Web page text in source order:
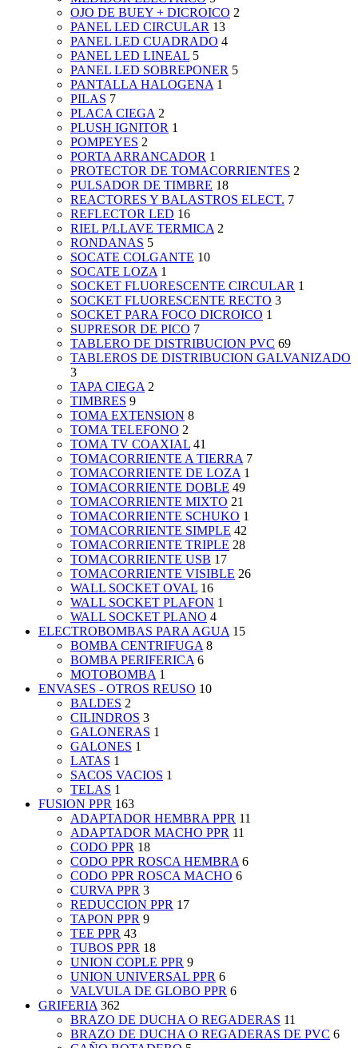
OJO DE BUEY + DICROICO 2
PANEL LED CIRCULAR 13
PANEL LED CUADRADO 4
PANEL LED LINEAL 5
PANEL LED SOBREPONER 5
PANTALLA HALOGENA 1
PILAS 7
PLACA CIEGA 2
PLUSH IGNITOR 1
POMPEYES 2
PORTA ARRANCADOR 1
PROTECTOR DE TOMACORRIENTES 2
PULSADOR DE TIMBRE 18
REACTORES Y BALASTROS ELECT. 7
REFLECTOR LED 16
RIEL P/LLAVE TERMICA 2
RONDANAS 5
SOCATE COLGANTE 10
SOCATE LOZA 1
SOCKET FLUORESCENTE CIRCULAR 1
SOCKET FLUORESCENTE RECTO 3
SOCKET PARA FOCO DICROICO 1
SUPRESOR DE PICO 7
TABLERO DE DISTRIBUCION PVC 69
TABLEROS DE DISTRIBUCION GALVANIZADO
3
TAPA CIEGA 2
TIMBRES 9
TOMA EXTENSION 8
TOMA TELEFONO 2
TOMA TV COAXIAL 41
TOMACORRIENTE A TIERRA 7
TOMACORRIENTE DE LOZA 1
TOMACORRIENTE DOBLE 49
TOMACORRIENTE MIXTO 21
TOMACORRIENTE SCHUKO 1
TOMACORRIENTE SIMPLE 42
TOMACORRIENTE TRIPLE 28
TOMACORRIENTE USB 17
TOMACORRIENTE VISIBLE 26
WALL SOCKET OVAL 16
WALL SOCKET PLAFON 1
WALL SOCKET PLANO 4
ELECTROBOMBAS PARA AGUA 15
BOMBA CENTRIFUGA 8
BOMBA PERIFERICA 6
MOTOBOMBA 1
ENVASES - OTROS REUSO 10
BALDES 2
CILINDROS 3
GALONERAS 1
GALONES 1
LATAS 1
SACOS VACIOS 1
TELAS 1
FUSION PPR 163
ADAPTADOR HEMBRA PPR 11
ADAPTADOR MACHO PPR 11
CODO PPR 18
CODO PPR ROSCA HEMBRA 6
CODO PPR ROSCA MACHO 6
CURVA PPR 3
REDUCCION PPR 17
TAPON PPR 9
TEE PPR 43
TUBOS PPR 18
UNION COPLE PPR 9
UNION UNIVERSAL PPR 6
VALVULA DE GLOBO PPR 6
GRIFERIA 362
BRAZO DE DUCHA O REGADERAS 11
BRAZO DE DUCHA O REGADERAS DE PVC 6